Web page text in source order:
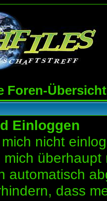
Foren-Übersicht
Einloggen
nicht
mich überhaupt
automatisch
dass